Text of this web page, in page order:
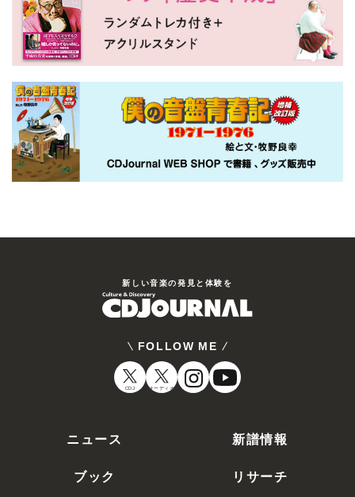
新しい⾳楽の発⾒と体験を
FOLLOW ME
CDJ オーディオ
ニュース
新譜情報
ブック
リサーチ